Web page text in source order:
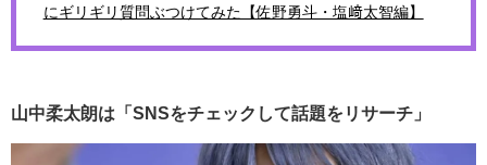
にギリギリ質問ぶつけてみた【佐野勇斗・塩﨑太智編】
山中柔太朗は「SNSをチェックして話題をリサーチ」